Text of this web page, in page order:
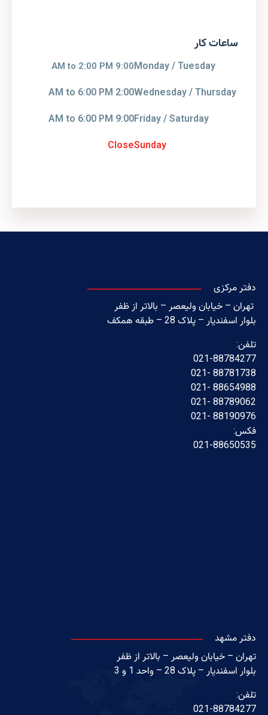
ساعات کار
Monday / Tuesday
9:00 AM to 2:00 PM
Wednesday / Thursday
2:00 AM to 6:00 PM
Friday / Saturday
9:00 AM to 6:00 PM
Sunday
Close
دفتر مرکزی
تهران – خیابان ولیعصر – بالاتر از ظفر
بلوار اسفندیار – پلاک 28 – طبقه همکف
تلفن:
021-88784277
88781738 -021
88654988 -021
88789062 -021
88190976 -021
فکس:
021-88650535
دفتر مشهد
تهران – خیابان ولیعصر – بالاتر از ظفر
بلوار اسفندیار – پلاک 28 – واحد 1 و 3
تلفن:
021-88784277